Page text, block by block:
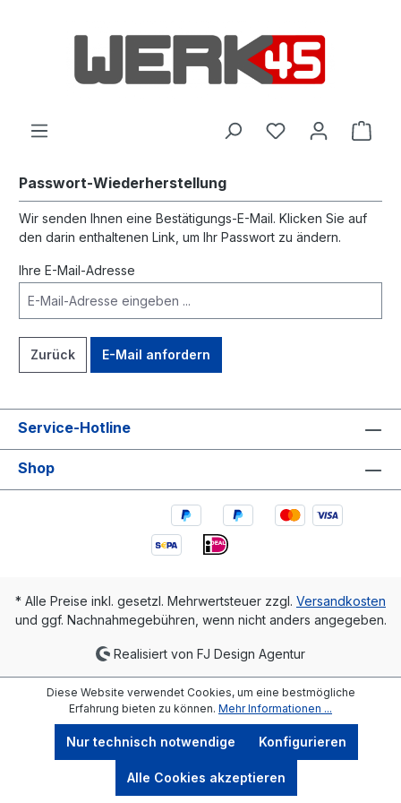
Passwort-Wiederherstellung
Wir senden Ihnen eine Bestätigungs-E-Mail. Klicken Sie auf
den darin enthaltenen Link, um Ihr Passwort zu ändern.
Ihre E-Mail-Adresse
Zurück E-Mail anfordern
Service-Hotline
Shop
* Alle Preise inkl. gesetzl. Mehrwertsteuer zzgl. Versandkosten
und ggf. Nachnahmegebühren, wenn nicht anders angegeben.
Realisiert von FJ Design Agentur
Diese Website verwendet Cookies, um eine bestmögliche
Erfahrung bieten zu können. Mehr Informationen ...
Nur technisch notwendige Konfigurieren
Alle Cookies akzeptieren